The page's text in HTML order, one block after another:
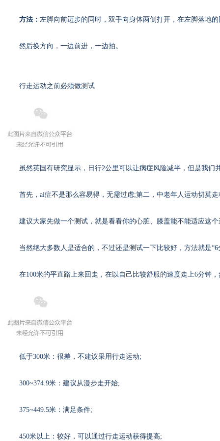
方法： 左脚向前迈步的同时，双手向身体两侧打开，在左脚落地
然后换方向，一边前进，一边拍。
行走运动之前必须做测试
虽然英国有研究显示，日行2公里可以让病症风险减半，但是我们
首先，ai症不是那么容易得，无需过虑;第二，中老年人运动切莫
建议大家先做一个测试，就是看看你的心脏、膝盖能不能适应这个
当然绝大多数人是适合的，不过还是测试一下比较好，方法就是“6
在100米的平直路上来回走，在以自己比较舒服的速度走上6分钟，
低于300米：很差，不建议采用行走运动;
300~374.9米：建议从漫步走开始;
375~449.5米：满足条件;
450米以上：较好，可以通过行走运动获得提高;